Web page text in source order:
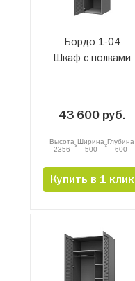
Бордо 1-04
Шкаф с полками
43 600 руб.
Высота
2356
xШирина
500
xГлубина
600
Купить в 1 клик